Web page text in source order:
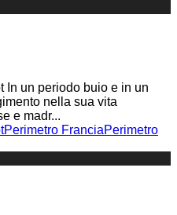
In un periodo buio e in un
nella sua vita
e madr...
Perimetro FranciaPerimetro